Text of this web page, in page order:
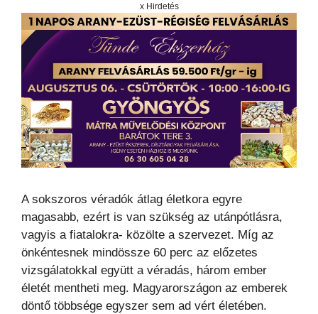
x Hirdetés
A sokszoros véradók átlag életkora egyre
magasabb, ezért is van szükség az utánpótlásra,
vagyis a fiatalokra- közölte a szervezet. Míg az
önkéntesnek mindössze 60 perc az előzetes
vizsgálatokkal együtt a véradás, három ember
életét mentheti meg. Magyarországon az emberek
döntő többsége egyszer sem ad vért életében.